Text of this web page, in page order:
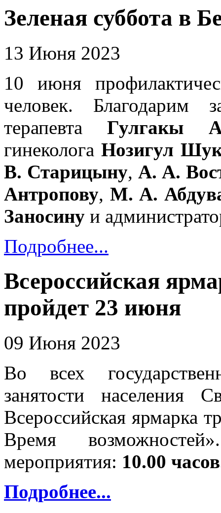
Зеленая суббота в
13 Июня 2023
10 июня
человек. Благодарим
терапевтаГулгакы
гинеколога Нозигул
В. Старицыну, А. А.
Антропову, М. А.
Заносину и
Подробнее...
Всероссийская
пройдет 23 июня
09 Июня 2023
Во всех
занятости населения
Всероссийская ярмарка
Время
мероприятия: 10.00
Подробнее...